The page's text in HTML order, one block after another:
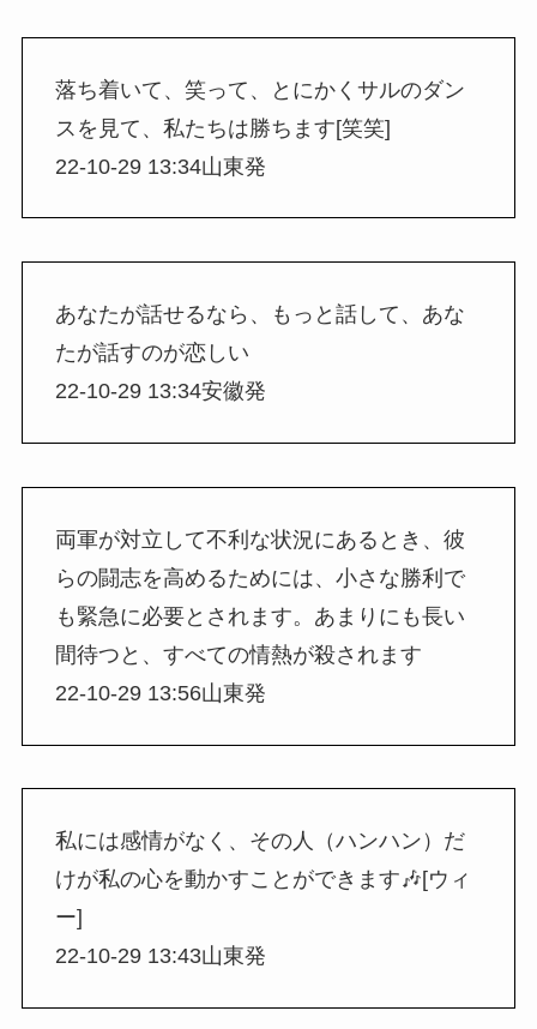
落ち着いて、笑って、とにかくサルのダン
スを見て、私たちは勝ちます[笑笑]
22-10-29 13:34山東発
あなたが話せるなら、もっと話して、あな
たが話すのが恋しい
22-10-29 13:34安徽発
両軍が対立して不利な状況にあるとき、彼
らの闘志を高めるためには、小さな勝利で
も緊急に必要とされます。あまりにも長い
間待つと、すべての情熱が殺されます
22-10-29 13:56山東発
私には感情がなく、その人（ハンハン）だ
けが私の心を動かすことができます🎶[ウィ
ー]
22-10-29 13:43山東発